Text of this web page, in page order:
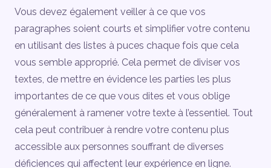
Vous devez également veiller à ce que vos
paragraphes soient courts et simplifier votre contenu
en utilisant des listes à puces chaque fois que cela
vous semble approprié. Cela permet de diviser vos
textes, de mettre en évidence les parties les plus
importantes de ce que vous dites et vous oblige
généralement à ramener votre texte à l’essentiel. Tout
cela peut contribuer à rendre votre contenu plus
accessible aux personnes souffrant de diverses
déficiences qui affectent leur expérience en ligne.